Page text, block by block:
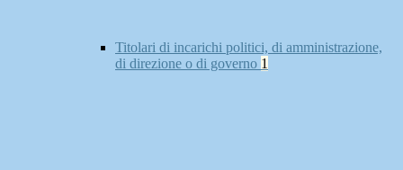
Titolari di incarichi politici, di amministrazione,
di direzione o di governo 1